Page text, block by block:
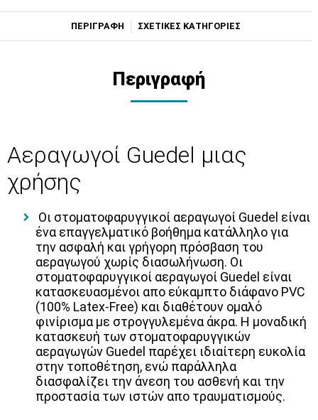
ΠΕΡΙΓΡΑΦΗ ΣΧΕΤΙΚΕΣ ΚΑΤΗΓΟΡΙΕΣ
Περιγραφή
Αεραγωγοί Guedel μιας
χρήσης
Οι στοματοφαρυγγικοί αεραγωγοί Guedel είναι
ένα επαγγελματικό βοήθημα κατάλληλο για
την ασφαλή και γρήγορη πρόσβαση του
αεραγωγού χωρίς διασωλήνωση. Οι
στοματοφαρυγγικοί αεραγωγοί Guedel είναι
κατασκευασμένοι απο εύκαμπτο διάφανο PVC
(100% Latex-Free) και διαθέτουν ομαλό
φινίρισμα με στρογγυλεμένα άκρα. Η μοναδική
κατασκευή των στοματοφαρυγγικών
αεραγωγών Guedel παρέχει ιδιαίτερη ευκολία
στην τοποθέτηση, ενώ παράλληλα
διασφαλίζει την άνεση του ασθενή και την
προστασία των ιστών απο τραυματισμούς.